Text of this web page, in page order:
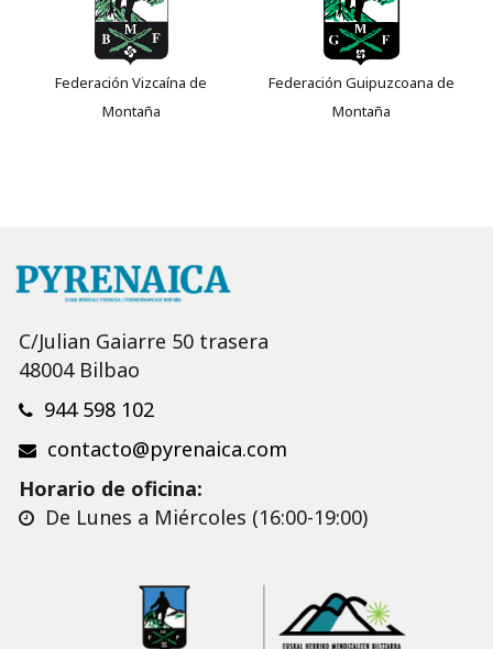
Federación Vizcaína de
Montaña
Federación Guipuzcoana de
Montaña
C/Julian Gaiarre 50 trasera
48004 Bilbao
944 598 102
contacto@pyrenaica.com
Horario de oficina:
De Lunes a Miércoles (16:00-19:00)